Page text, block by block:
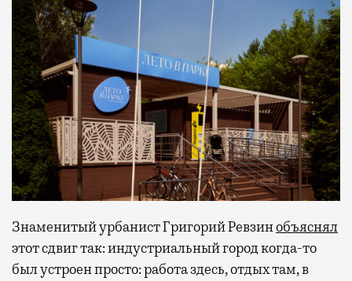
Знаменитый урбанист Григорий Ревзинобъяснял
этот сдвиг так: индустриальный город когда-то
был устроен просто: работа здесь, отдых там, в